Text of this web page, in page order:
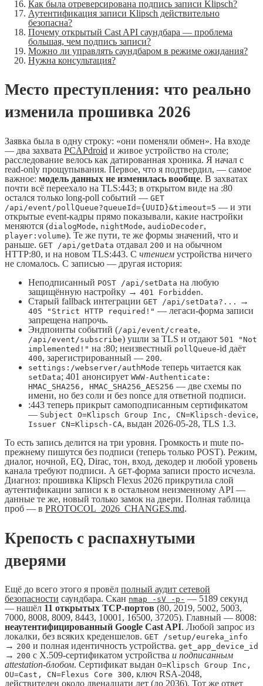
Как была отреверсирована подпись записи Klipsch?
Аутентификация записи Klipsch действительно
безопасна?
Почему открытый Cast API саундбара — проблема
большая, чем подпись записи?
Можно ли управлять саундбаром в режиме ожидания?
Нужна консультация?
Место преступления: что реально
изменила прошивка 2026
Заявка была в одну строку: «они поменяли обмен». На входе
— два захвата PCAPdroid и живое устройство на столе;
расследование велось как датированная хроника. Я начал с
read-only прощупывания. Первое, что я подтвердил, — самое
важное: модель данных не изменилась вообще. В захватах
почти всё переехало на TLS:443; в открытом виде на :80
остался только long-poll событий — GET
/api/event/pollQueue?queueId={UUID}&timeout=5 — и эти
открытые event-кадры прямо показывали, какие настройки
меняются (dialogMode, nightMode, audioDecoder,
player:volume). Те же пути, те же формы значений, что и
раньше. GET /api/getData отдавал 200 и на обычном
HTTP:80, и на новом TLS:443. С чтением устройства ничего
не сломалось. С записью — другая история:
Неподписанный POST /api/setData на любую
защищённую настройку → 401 Forbidden.
Старый fallback интеграции GET /api/setData?... →
405 "Strict HTTP required!" — легаси-форма записи
запрещена напрочь.
Эндпоинты событий (/api/event/create,
/api/event/subscribe) ушли за TLS и отдают 501 "Not
implemented!" на :80; неизвестный pollQueue-id даёт
400, зарегистрированный — 200.
settings:/webserver/authMode теперь читается как
setData; 401 анонсирует WWW-Authenticate:
HMAC_SHA256, HMAC_SHA256_AES256 — две схемы по
имени, но без соли и без nonce для ответной подписи.
:443 теперь прикрыт самоподписанным сертификатом
— Subject O=Klipsch Group Inc, CN=Klipsch-device,
Issuer CN=Klipsch-CA, выдан 2026-05-28, TLS 1.3.
То есть запись делится на три уровня. Громкость и mute по-
прежнему пишутся без подписи (теперь только POST). Режим,
диалог, ночной, EQ, Dirac, тон, вход, декодер и любой уровень
канала требуют подписи. А GET-форма записи просто исчезла.
Диагноз: прошивка Klipsch Flexus 2026 прикрутила слой
аутентификации записи к в остальном неизменному API —
данные те же, новый только замок на двери. Полная таблица
проб — в PROTOCOL_2026_CHANGES.md.
Крепость с распахнутыми
дверями
Ещё до всего этого я провёл полный аудит сетевой
безопасности саундбара. Скан nmap -sV -p- — 5189 секунд
— нашёл 11 открытых TCP-портов (80, 2019, 5002, 5003,
7000, 8008, 8009, 8443, 10001, 16500, 37205). Главный — 8008:
неаутентифицированный Google Cast API. Любой запрос из
локалки, без всяких креденшелов. GET /setup/eureka_info
→ 200 и полная идентичность устройства. get_app_device_id
→ 200 с X.509-сертификатом устройства и подписанным
attestation-блобом. Сертификат выдан O=Klipsch Group Inc,
OU=Cast, CN=Flexus Core 300, ключ RSA-2048,
действителен около двенадцати лет (до 2036). Тот же ответ